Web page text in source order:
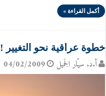
أكمل القراءة »
خطوة عراقية نحو التغيير !
أ.د. سيّار الجَميل 04/02/2009